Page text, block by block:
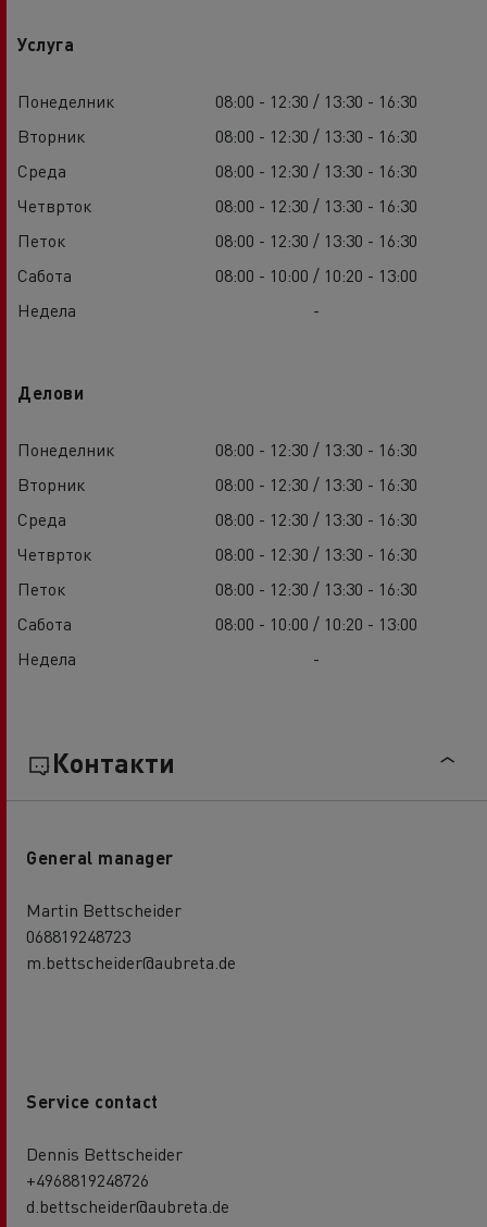
Услуга
Понеделник
08:00 - 12:30 / 13:30 - 16:30
Вторник
08:00 - 12:30 / 13:30 - 16:30
Среда
08:00 - 12:30 / 13:30 - 16:30
Четврток
08:00 - 12:30 / 13:30 - 16:30
Петок
08:00 - 12:30 / 13:30 - 16:30
Сабота
08:00 - 10:00 / 10:20 - 13:00
Недела
-
Делови
Понеделник
08:00 - 12:30 / 13:30 - 16:30
Вторник
08:00 - 12:30 / 13:30 - 16:30
Среда
08:00 - 12:30 / 13:30 - 16:30
Четврток
08:00 - 12:30 / 13:30 - 16:30
Петок
08:00 - 12:30 / 13:30 - 16:30
Сабота
08:00 - 10:00 / 10:20 - 13:00
Недела
-
Контакти
General manager
Martin Bettscheider
068819248723
m.bettscheider@aubreta.de
Service contact
Dennis Bettscheider
+4968819248726
d.bettscheider@aubreta.de